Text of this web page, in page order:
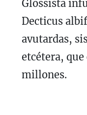
Glossista
Decticus
avutardas,
etcétera,
millones.